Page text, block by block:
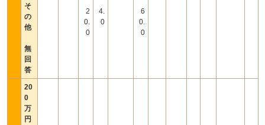
そ
の
他
無
回
答
2
0.
0
4.
0
6
0.
0
20
0
万
円